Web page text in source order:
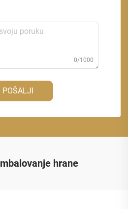
0/1000
POŠALJI
hrane